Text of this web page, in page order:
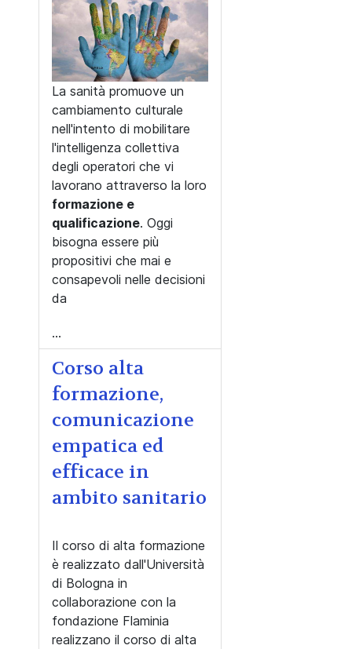
La sanità promuove un
cambiamento culturale
nell'intento di mobilitare
l'intelligenza collettiva
degli operatori che vi
lavorano attraverso la loro
formazione e
qualificazione. Oggi
bisogna essere più
propositivi che mai e
consapevoli nelle decisioni
da
...
Corso alta
formazione,
comunicazione
empatica ed
efficace in
ambito sanitario
Il corso di alta formazione
è realizzato dall'Università
di Bologna in
collaborazione con la
fondazione Flaminia
realizzano il corso di alta